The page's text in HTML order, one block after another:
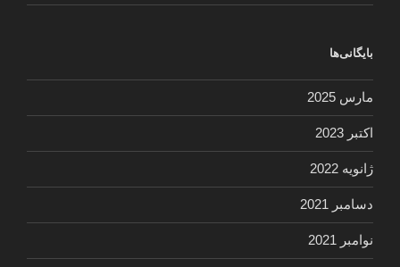
بایگانی‌ها
مارس 2025
اکتبر 2023
ژانویه 2022
دسامبر 2021
نوامبر 2021